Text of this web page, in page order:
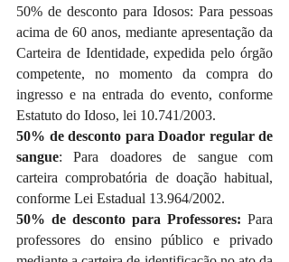
50% de desconto para Idosos: Para pessoas
acima de 60 anos, mediante apresentação da
Carteira de Identidade, expedida pelo órgão
competente, no momento da compra do
ingresso e na entrada do evento, conforme
Estatuto do Idoso, lei 10.741/2003.
50% de desconto para Doador regular de
sangue: Para doadores de sangue com
carteira comprobatória de doação habitual,
conforme Lei Estadual 13.964/2002.
50% de desconto para Professores: Para
professores do ensino público e privado